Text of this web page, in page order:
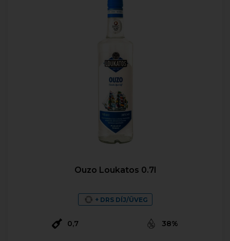
Ouzo Loukatos 0.7l
+ DRS DÍJ/ÜVEG
0,7 38%